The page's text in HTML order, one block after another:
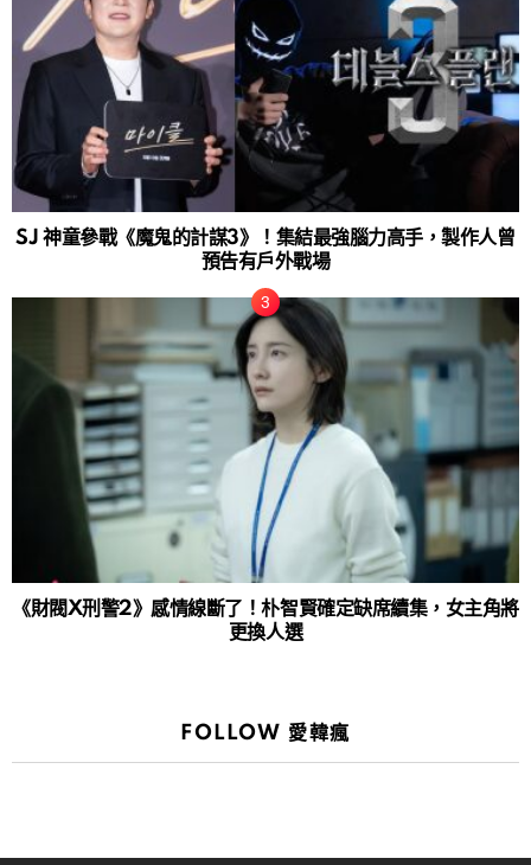
SJ 神童參戰《魔鬼的計謀3》！集結最強腦力高手，製作人曾
預告有戶外戰場
《財閥X刑警2》感情線斷了！朴智賢確定缺席續集，女主角將
更換人選
FOLLOW 愛韓瘋